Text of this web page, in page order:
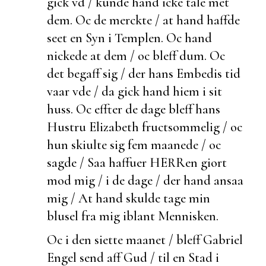
dem. Oc demerckte / at hand haffde
seet en Syn i Templen. Oc hand
nickede at dem / oc bleffdum. Oc
detbegaff sig / der hans Embedis tid
vaar vde / da gick hand hiem i sit
huss. Oc effter de dage bleff hans
Hustru Elizabeth fructsommelig / oc
hun skiulte sig fem maanede / oc
sagde / Saa haffuer HERRen giort
mod mig / i de dage / der hand ansaa
mig / At hand skulde tage min
blusel fra mig iblant Mennisken.
Oc i den siette maanet / bleff Gabriel
Engel send aff Gud / til en Stad i